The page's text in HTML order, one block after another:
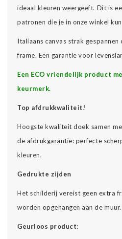
ideaal kleuren weergeeft. Dit is
patronen die je in onze winkel
Italiaans canvas strak
frame. Een garantie voor
Een ECO vriendelijk product
keurmerk.
Top afdrukkwaliteit!
Hoogste kwaliteit doek samen
de afdrukgarantie: perfecte
kleuren.
Gedrukte zijden
Het schilderij vereist geen extra
worden opgehangen aan de muur.
Geurloos product: